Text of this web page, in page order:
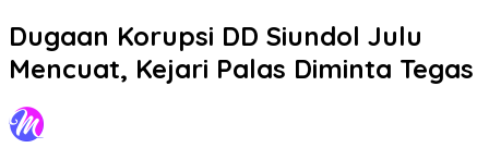
Dugaan Korupsi DD Siundol Julu
Mencuat, Kejari Palas Diminta Tegas